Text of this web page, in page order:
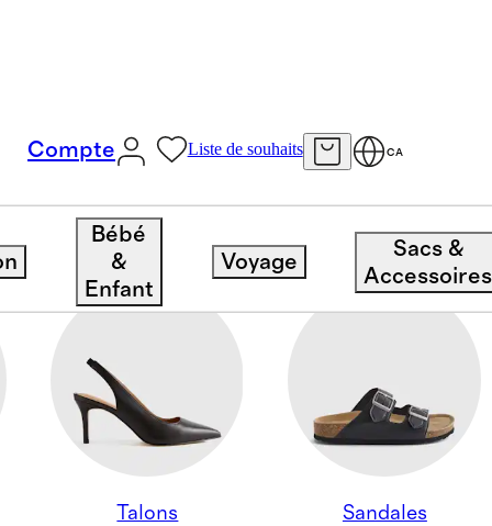
Compte Liste de souhaits CA
Bébé
&
Enfant
Voyage
Sacs &
Accessoires
Talons Sandales